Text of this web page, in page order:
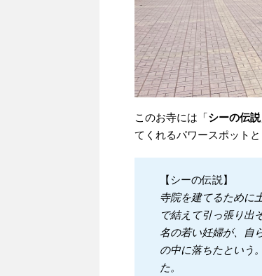
このお寺には「 シーの伝説
てくれるパワースポット
【シーの伝説】
寺院を建てるために
で結えて引っ張り出
名の若い妊婦が、自
の中に落ちたという
た。